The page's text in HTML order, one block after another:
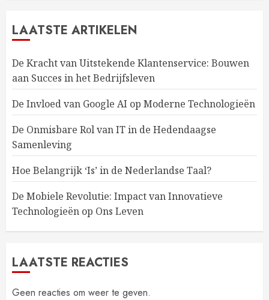
LAATSTE ARTIKELEN
De Kracht van Uitstekende Klantenservice: Bouwen
aan Succes in het Bedrijfsleven
De Invloed van Google AI op Moderne Technologieën
De Onmisbare Rol van IT in de Hedendaagse
Samenleving
Hoe Belangrijk ‘Is’ in de Nederlandse Taal?
De Mobiele Revolutie: Impact van Innovatieve
Technologieën op Ons Leven
LAATSTE REACTIES
Geen reacties om weer te geven.